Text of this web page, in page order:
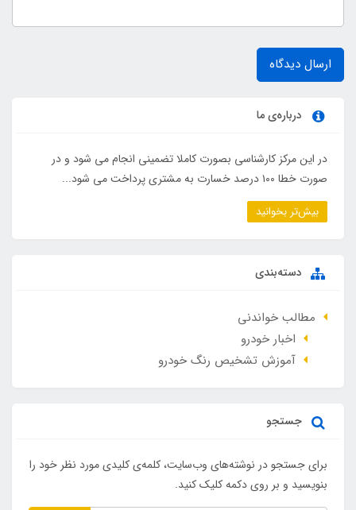
ارسال دیدگاه
درباره‌ی ما
در این مرکز کارشناسی بصورت کاملا تضمینی انجام می شود و در
صورت خطا ۱۰۰ درصد خسارت به مشتری پرداخت می شود...
بیش‌تر بخوانید
دسته‌بندی
مطالب خواندنی
اخبار خودرو
آموزش تشخیص رنگ خودرو
جستجو
برای جستجو در نوشته‌های وب‌سایت، کلمه‌ی کلیدی مورد نظر خود را
بنویسید و بر روی دکمه کلیک کنید.